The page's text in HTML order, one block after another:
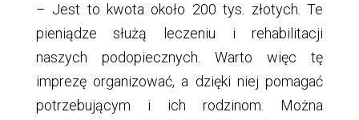
– Jest to kwota około 200 tys. złotych. Te
pieniądze służą leczeniu i rehabilitacji
naszych podopiecznych. Warto więc tę
imprezę organizować, a dzięki niej pomagać
potrzebującym i ich rodzinom. Można